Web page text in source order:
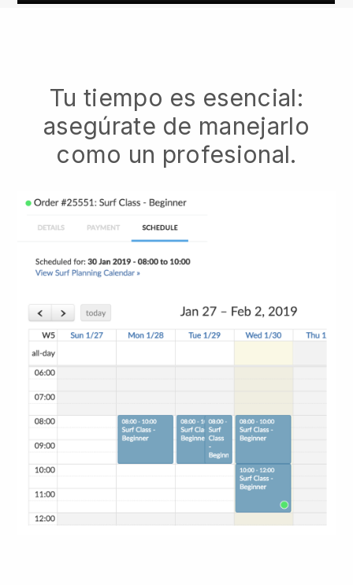
Tu tiempo es esencial:
asegúrate de manejarlo
como un profesional.